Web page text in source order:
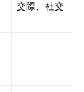
交際、社交
–